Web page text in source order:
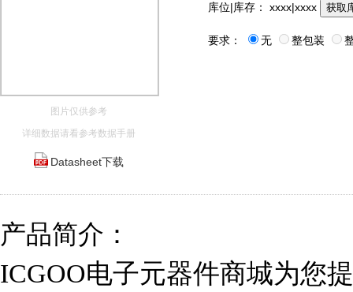
图片仅供参考
详细数据请看参考数据手册
Datasheet下载
库位|库存： xxxx|xxxx 获取
要求： 无 整包装
产品简介：
ICGOO电子元器件商城为您